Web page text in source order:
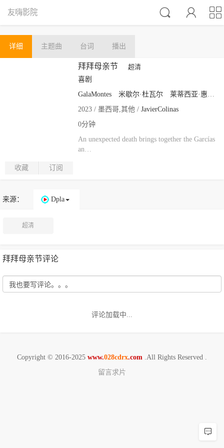



友嗨影院
详细 主题曲 台词 播出
收藏 订阅
拜拜母亲节
超清
喜剧
GalaMontes
米歇尔·杜瓦尔
莱蒂西亚·惠贾拉
2023 / 墨西哥,其他 / JavierColinas
0分钟
An unexpected death brings together the Garcías
an…
来源： Dpla
超清
拜拜母亲节评论
评论加载中...
Copyright © 2016-2025 www.028cdrx.com .All Rights Reserved .
留言求片
